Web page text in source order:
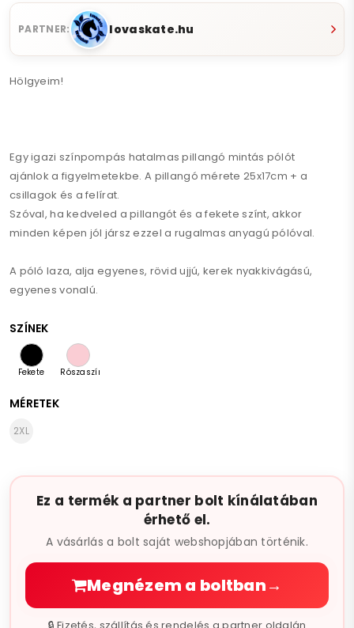
PARTNER: lovaskate.hu
Hölgyeim!
Egy igazi színpompás hatalmas pillangó mintás pólót
ajánlok a figyelmetekbe. A pillangó mérete 25x17cm + a
csillagok és a felírat.
Szóval, ha kedveled a pillangót és a fekete színt, akkor
minden képen jól jársz ezzel a rugalmas anyagú pólóval.
A póló laza, alja egyenes, rövid ujjú, kerek nyakkivágású,
egyenes vonalú.
S végre a teltebbekre is gondoltak! (hiszen rugalmas)
A mért adatok alaphelyzetben és egy kis rugalmasság
SZÍNEK
Fekete Rószaszín
MÉRETEK
2XL
Ez a termék a partner bolt kínálatában
érhető el.
A vásárlás a bolt saját webshopjában történik.
Megnézem a boltban→